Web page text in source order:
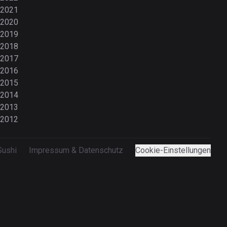
2021
2020
2019
2018
2017
2016
2015
2014
2013
2012
Impressum & Datenschutz Cookie-Einstellungen